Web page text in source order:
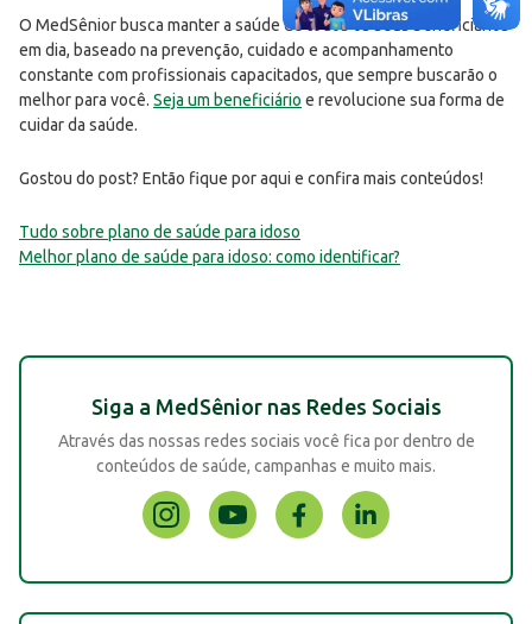
O MedSênior busca manter a saúde de todos os seus beneficiários
em dia, baseado na prevenção, cuidado e acompanhamento
constante com profissionais capacitados, que sempre buscarão o
melhor para você. Seja um beneficiário e revolucione sua forma de
cuidar da saúde.
Gostou do post? Então fique por aqui e confira mais conteúdos!
Tudo sobre plano de saúde para idoso
Melhor plano de saúde para idoso: como identificar?
Siga a MedSênior nas Redes Sociais
Através das nossas redes sociais você fica por dentro de
conteúdos de saúde, campanhas e muito mais.